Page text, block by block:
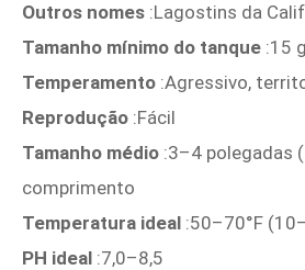
Outros nomes :Lagostins da
Tamanho mínimo do tanque :15
Temperamento :Agressivo,
Reprodução :Fácil
Tamanho médio :3–4 polegadas
comprimento
Temperatura ideal :50–70°F
PH ideal :7,0–8,5